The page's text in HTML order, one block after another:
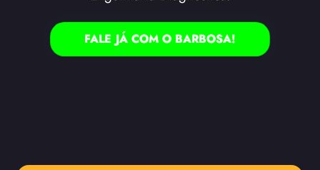
FALE JÁ COM O BARBOSA!